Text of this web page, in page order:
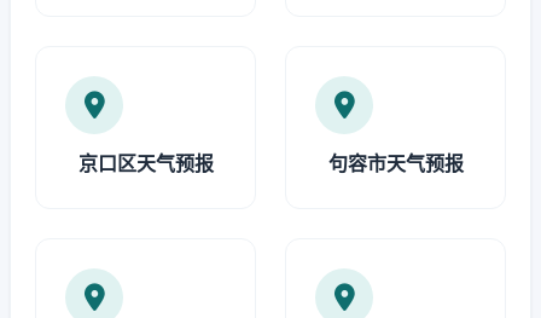
京口区天气预报 句容市天气预报